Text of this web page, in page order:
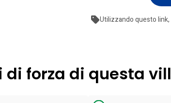
Utilizzando questo
di forza di questa